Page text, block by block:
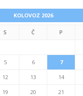
KOLOVOZ 2026
S Č P
5 6 7
12 13 14
19 20 21